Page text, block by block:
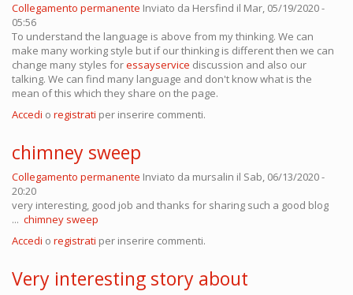
Collegamento permanente Inviato da Hersfind il Mar, 05/19/2020 -
05:56
To understand the language is above from my thinking. We can
make many working style but if our thinking is different then we can
change many styles foressayservice discussion and also our
talking. We can find many language and don't know what is the
mean of this which they share on the page.
Accedi o registrati per inserire commenti.
chimney sweep
Collegamento permanente Inviato da mursalin il Sab, 06/13/2020 -
20:20
very interesting, good job and thanks for sharing such a good blog
... chimney sweep
Accedi o registrati per inserire commenti.
Very interesting story about